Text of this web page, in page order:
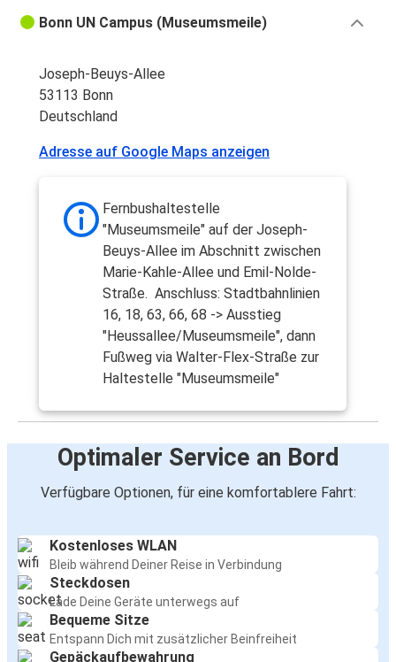
Bonn UN Campus (Museumsmeile)
Joseph-Beuys-Allee
53113 Bonn
Deutschland
Adresse auf Google Maps anzeigen
Fernbushaltestelle
"Museumsmeile" auf der Joseph-
Beuys-Allee im Abschnitt zwischen
Marie-Kahle-Allee und Emil-Nolde-
Straße. Anschluss: Stadtbahnlinien
16, 18, 63, 66, 68 -> Ausstieg
"Heussallee/Museumsmeile", dann
Fußweg via Walter-Flex-Straße zur
Haltestelle "Museumsmeile"
Optimaler Service an Bord
Verfügbare Optionen, für eine komfortablere Fahrt:
Kostenloses WLAN
Bleib während Deiner Reise in Verbindung
Steckdosen
Lade Deine Geräte unterwegs auf
Bequeme Sitze
Entspann Dich mit zusätzlicher Beinfreiheit
Gepäckaufbewahrung